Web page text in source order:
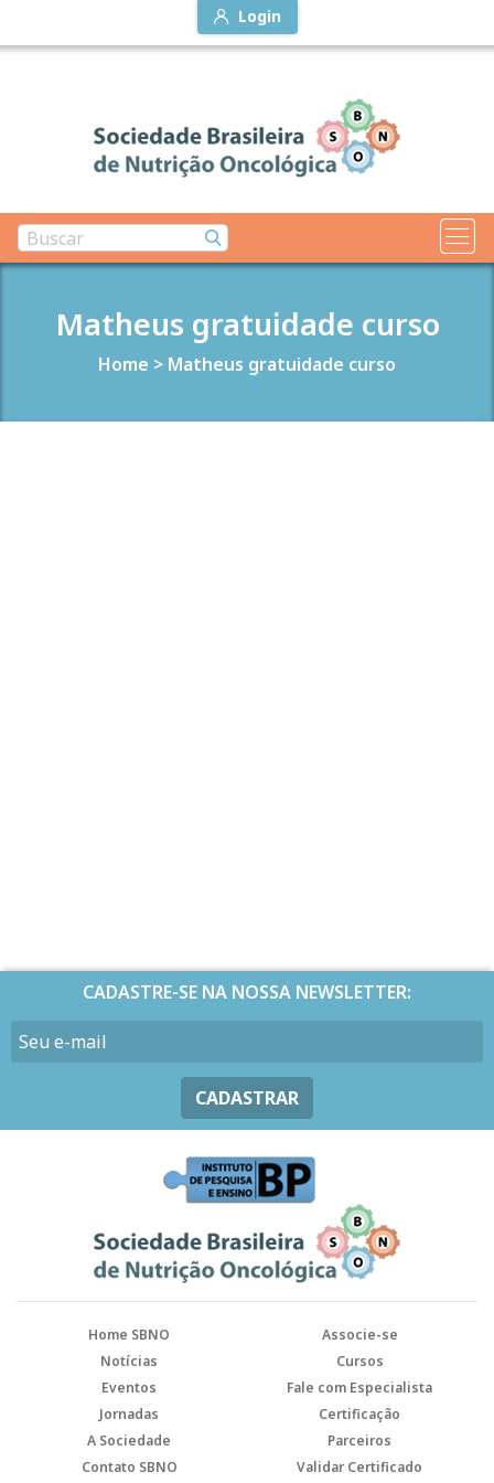
Login
Matheus gratuidade curso
Home > Matheus gratuidade curso
CADASTRE-SE NA NOSSA NEWSLETTER:
CADASTRAR
Home SBNO
Associe-se
Notícias
Cursos
Eventos
Fale com Especialista
Jornadas
Certificação
A Sociedade
Parceiros
Contato SBNO
Validar Certificado